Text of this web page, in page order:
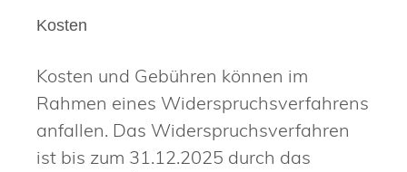
Kosten
Kosten und Gebühren können im
Rahmen eines Widerspruchsverfahrens
anfallen. Das Widerspruchsverfahren
ist bis zum 31.12.2025 durch das